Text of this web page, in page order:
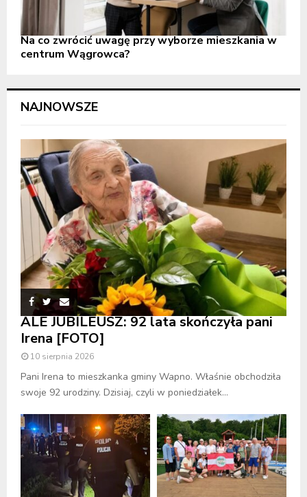
Na co zwrócić uwagę przy wyborze mieszkania w
centrum Wągrowca?
NAJNOWSZE
ALE JUBILEUSZ: 92 lata skończyła pani
Irena [FOTO]
10 sierpnia 2026
Pani Irena to mieszkanka gminy Wapno. Właśnie obchodziła
swoje 92 urodziny. Dzisiaj, czyli w poniedziałek...